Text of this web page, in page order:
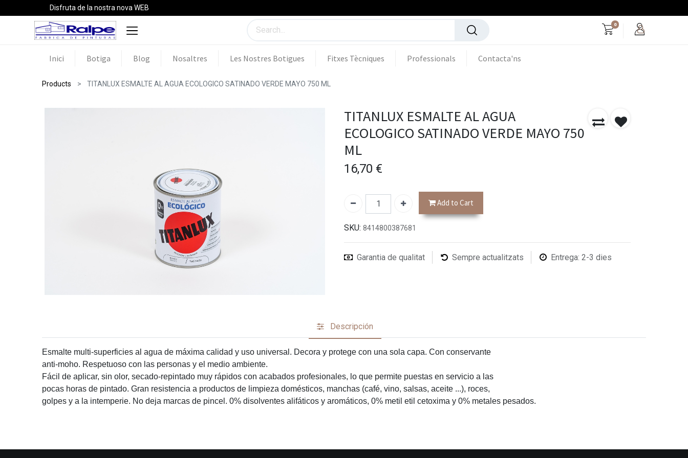
Disfruta de la nostra nova WEB
0
Inici Botiga Blog Nosaltres Les Nostres Botigues Fitxes Tècniques Professionals Contacta'ns
Products TITANLUX ESMALTE AL AGUA ECOLOGICO SATINADO VERDE MAYO 750 ML
TITANLUX ESMALTE AL AGUA
ECOLOGICO SATINADO VERDE MAYO 750
ML
16,70 €
Add to Cart
SKU: 8414800387681
Garantia de qualitat Sempre actualitzats Entrega: 2-3 dies
Descripción
Esmalte multi-superficies al agua de máxima calidad y uso universal. Decora y protege con una sola capa. Con conservante
anti-moho. Respetuoso con las personas y el medio ambiente.
Fácil de aplicar, sin olor, secado-repintado muy rápidos con acabados profesionales, lo que permite puestas en servicio a las
pocas horas de pintado. Gran resistencia a productos de limpieza domésticos, manchas (café, vino, salsas, aceite ...), roces,
golpes y a la intemperie. No deja marcas de pincel. 0% disolventes alifáticos y aromáticos, 0% metil etil cetoxima y 0% metales pesados.